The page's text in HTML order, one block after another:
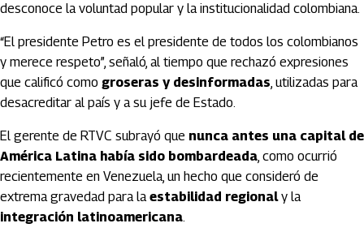
desconoce la voluntad popular y la institucionalidad colombiana.
“El presidente Petro es el presidente de todos los colombianos
y merece respeto”, señaló, al tiempo que rechazó expresiones
que calificó como groseras y desinformadas, utilizadas para
desacreditar al país y a su jefe de Estado.
El gerente de RTVC subrayó que nunca antes una capital de
América Latina había sido bombardeada, como ocurrió
recientemente en Venezuela, un hecho que consideró de
extrema gravedad para laestabilidad regionaly la
integración latinoamericana.